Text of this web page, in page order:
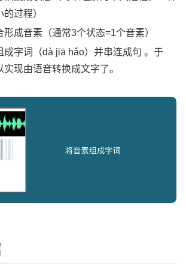
过程）
成音素（通常3个状态=1个音素）
成字词（dà jiā hǎo）并串连成句 。于
实现由语音转换成文字了。